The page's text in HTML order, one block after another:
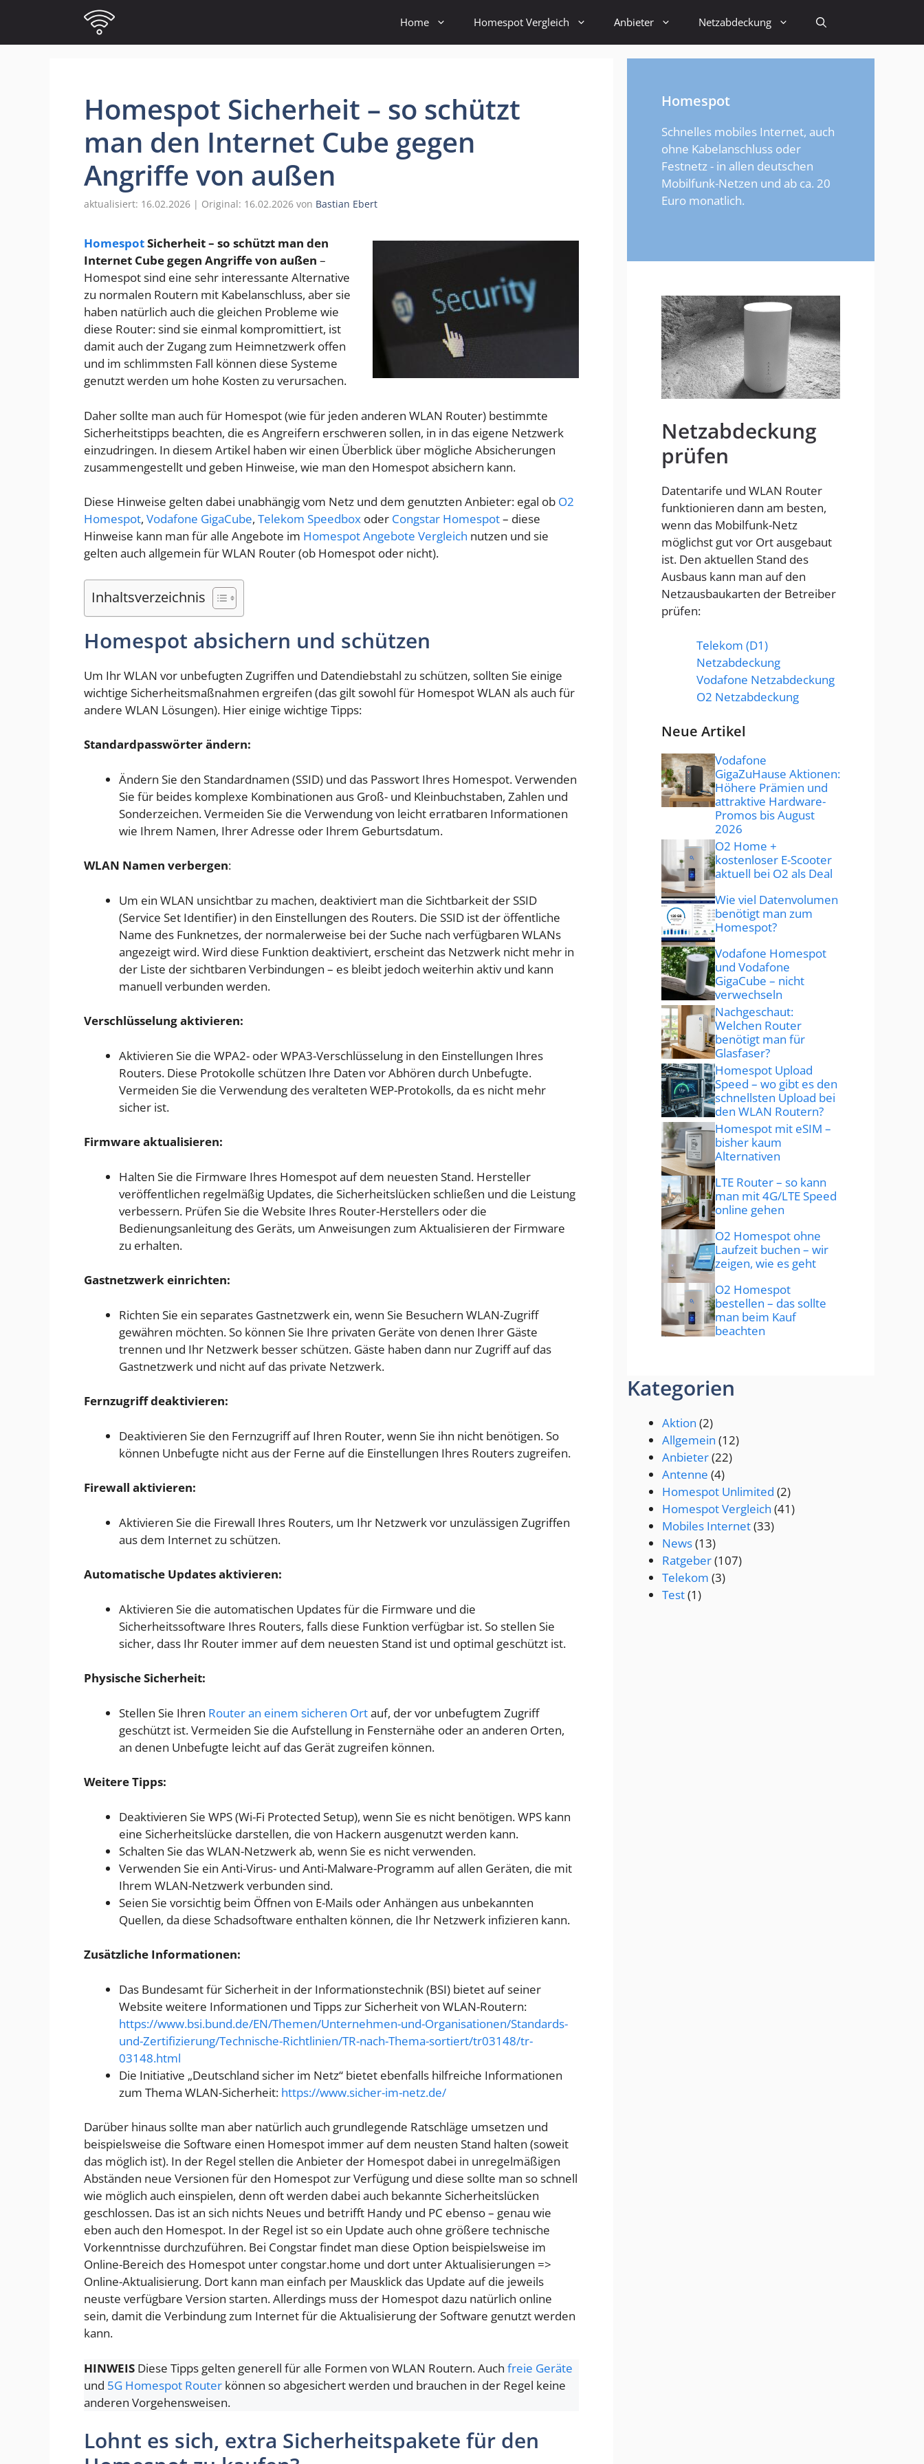
springen
Home Homespot Vergleich Anbieter Netzabdeckung
Homespot Sicherheit – so schützt
man den Internet Cube gegen
Angriffe von außen
16.02.2026 16.02.2026 von Bastian Ebert
HomespotSicherheit – so schützt man den
Internet Cube gegen Angriffe von außen –
Homespot sind eine sehr interessante Alternative
zu normalen Routern mit Kabelanschluss, aber sie
haben natürlich auch die gleichen Probleme wie
diese Router: sind sie einmal kompromittiert, ist
damit auch der Zugang zum Heimnetzwerk offen
und im schlimmsten Fall können diese Systeme
genutzt werden um hohe Kosten zu verursachen.
Daher sollte man auch für Homespot (wie für jeden anderen WLAN Router) bestimmte
Sicherheitstipps beachten, die es Angreifern erschweren sollen, in in das eigene Netzwerk
einzudringen. In diesem Artikel haben wir einen Überblick über mögliche Absicherungen
zusammengestellt und geben Hinweise, wie man den Homespot absichern kann.
Diese Hinweise gelten dabei unabhängig vom Netz und dem genutzten Anbieter: egal ob O2
Homespot, Vodafone GigaCube, Telekom Speedbox oder Congstar Homespot– diese
Hinweise kann man für alle Angebote im Homespot Angebote Vergleich nutzen und sie
gelten auch allgemein für WLAN Router (ob Homespot oder nicht).
Inhaltsverzeichnis
Homespot absichern und schützen
Um Ihr WLAN vor unbefugten Zugriffen und Datendiebstahl zu schützen, sollten Sie einige
wichtige Sicherheitsmaßnahmen ergreifen (das gilt sowohl für Homespot WLAN als auch für
andere WLAN Lösungen). Hier einige wichtige Tipps:
Standardpasswörter ändern:
Ändern Sie den Standardnamen (SSID) und das Passwort Ihres Homespot. Verwenden
Sie für beides komplexe Kombinationen aus Groß- und Kleinbuchstaben, Zahlen und
Sonderzeichen. Vermeiden Sie die Verwendung von leicht erratbaren Informationen
wie Ihrem Namen, Ihrer Adresse oder Ihrem Geburtsdatum.
WLAN Namen verbergen:
Um ein WLAN unsichtbar zu machen, deaktiviert man die Sichtbarkeit der SSID
(Service Set Identifier) in den Einstellungen des Routers. Die SSID ist der öffentliche
Name des Funknetzes, der normalerweise bei der Suche nach verfügbaren WLANs
angezeigt wird. Wird diese Funktion deaktiviert, erscheint das Netzwerk nicht mehr in
der Liste der sichtbaren Verbindungen – es bleibt jedoch weiterhin aktiv und kann
manuell verbunden werden.
Verschlüsselung aktivieren:
Aktivieren Sie die WPA2- oder WPA3-Verschlüsselung in den Einstellungen Ihres
Routers. Diese Protokolle schützen Ihre Daten vor Abhören durch Unbefugte.
Vermeiden Sie die Verwendung des veralteten WEP-Protokolls, da es nicht mehr
sicher ist.
Firmware aktualisieren:
Halten Sie die Firmware Ihres Homespot auf dem neuesten Stand. Hersteller
veröffentlichen regelmäßig Updates, die Sicherheitslücken schließen und die Leistung
verbessern. Prüfen Sie die Website Ihres Router-Herstellers oder die
Bedienungsanleitung des Geräts, um Anweisungen zum Aktualisieren der Firmware
zu erhalten.
Gastnetzwerk einrichten:
Richten Sie ein separates Gastnetzwerk ein, wenn Sie Besuchern WLAN-Zugriff
gewähren möchten. So können Sie Ihre privaten Geräte von denen Ihrer Gäste
trennen und Ihr Netzwerk besser schützen. Gäste haben dann nur Zugriff auf das
Gastnetzwerk und nicht auf das private Netzwerk.
Fernzugriff deaktivieren:
Deaktivieren Sie den Fernzugriff auf Ihren Router, wenn Sie ihn nicht benötigen. So
können Unbefugte nicht aus der Ferne auf die Einstellungen Ihres Routers zugreifen.
Firewall aktivieren:
Aktivieren Sie die Firewall Ihres Routers, um Ihr Netzwerk vor unzulässigen Zugriffen
aus dem Internet zu schützen.
Automatische Updates aktivieren:
Aktivieren Sie die automatischen Updates für die Firmware und die
Sicherheitssoftware Ihres Routers, falls diese Funktion verfügbar ist. So stellen Sie
sicher, dass Ihr Router immer auf dem neuesten Stand ist und optimal geschützt ist.
Physische Sicherheit:
Stellen Sie Ihren Router an einem sicheren Ortauf, der vor unbefugtem Zugriff
geschützt ist. Vermeiden Sie die Aufstellung in Fensternähe oder an anderen Orten,
an denen Unbefugte leicht auf das Gerät zugreifen können.
Weitere Tipps:
Deaktivieren Sie WPS (Wi-Fi Protected Setup), wenn Sie es nicht benötigen. WPS kann
eine Sicherheitslücke darstellen, die von Hackern ausgenutzt werden kann.
Schalten Sie das WLAN-Netzwerk ab, wenn Sie es nicht verwenden.
Verwenden Sie ein Anti-Virus- und Anti-Malware-Programm auf allen Geräten, die mit
Ihrem WLAN-Netzwerk verbunden sind.
Seien Sie vorsichtig beim Öffnen von E-Mails oder Anhängen aus unbekannten
Quellen, da diese Schadsoftware enthalten können, die Ihr Netzwerk infizieren kann.
Zusätzliche Informationen:
Das Bundesamt für Sicherheit in der Informationstechnik (BSI) bietet auf seiner
Website weitere Informationen und Tipps zur Sicherheit von WLAN-Routern:
https://www.bsi.bund.de/EN/Themen/Unternehmen-und-Organisationen/Standards-
und-Zertifizierung/Technische-Richtlinien/TR-nach-Thema-sortiert/tr03148/tr-
03148.html
Die Initiative „Deutschland sicher im Netz“ bietet ebenfalls hilfreiche Informationen
zum Thema WLAN-Sicherheit: https://www.sicher-im-netz.de/
Darüber hinaus sollte man aber natürlich auch grundlegende Ratschläge umsetzen und
beispielsweise die Software einen Homespot immer auf dem neusten Stand halten (soweit
das möglich ist). In der Regel stellen die Anbieter der Homespot dabei in unregelmäßigen
Abständen neue Versionen für den Homespot zur Verfügung und diese sollte man so schnell
wie möglich auch einspielen, denn oft werden dabei auch bekannte Sicherheitslücken
geschlossen. Das ist an sich nichts Neues und betrifft Handy und PC ebenso – genau wie
eben auch den Homespot. In der Regel ist so ein Update auch ohne größere technische
Vorkenntnisse durchzuführen. Bei Congstar findet man diese Option beispielsweise im
Online-Bereich des Homespot unter congstar.home und dort unter Aktualisierungen =>
Online-Aktualisierung. Dort kann man einfach per Mausklick das Update auf die jeweils
neuste verfügbare Version starten. Allerdings muss der Homespot dazu natürlich online
sein, damit die Verbindung zum Internet für die Aktualisierung der Software genutzt werden
kann.
HINWEIS Diese Tipps gelten generell für alle Formen von WLAN Routern. Auch freie Geräte
und 5G Homespot Router können so abgesichert werden und brauchen in der Regel keine
anderen Vorgehensweisen.
Lohnt es sich, extra Sicherheitspakete für den
Homespot
Schnelles mobiles Internet, auch
ohne Kabelanschluss oder
Festnetz - in allen deutschen
Mobilfunk-Netzen und ab ca. 20
Euro monatlich.
Netzabdeckung
prüfen
Datentarife und WLAN Router
funktionieren dann am besten,
wenn das Mobilfunk-Netz
möglichst gut vor Ort ausgebaut
ist. Den aktuellen Stand des
Ausbaus kann man auf den
Netzausbaukarten der Betreiber
prüfen:
Telekom (D1)
Netzabdeckung
Vodafone Netzabdeckung
O2 Netzabdeckung
Neue Artikel
Vodafone
GigaZuHause Aktionen:
Höhere Prämien und
attraktive Hardware-
Promos bis August
2026
O2 Home +
kostenloser E-Scooter
aktuell bei O2 als Deal
Wie viel Datenvolumen
benötigt man zum
Homespot?
Vodafone Homespot
und Vodafone
GigaCube – nicht
verwechseln
Nachgeschaut:
Welchen Router
benötigt man für
Glasfaser?
Homespot Upload
Speed – wo gibt es den
schnellsten Upload bei
den WLAN Routern?
Homespot mit eSIM –
bisher kaum
Alternativen
LTE Router – so kann
man mit 4G/LTE Speed
online gehen
O2 Homespot ohne
Laufzeit buchen – wir
zeigen, wie es geht
O2 Homespot
bestellen – das sollte
man beim Kauf
beachten
Kategorien
Aktion (2)
Allgemein (12)
Anbieter(22)
Antenne (4)
Homespot Unlimited (2)
Homespot Vergleich (41)
Mobiles Internet(33)
News(13)
Ratgeber(107)
Telekom (3)
Test(1)